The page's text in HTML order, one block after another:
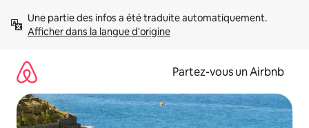
directement
Afficher dans la langue d'origine
Partez-vous un Airbnb